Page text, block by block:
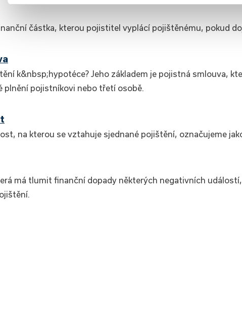
částka, kterou pojistitel vyplácí pojištěnému, pokud
k&nbsp;hypotéce? Jeho základem je pojistná smlouva,
plnění pojistníkovi nebo třetí osobě.
na kterou se vztahuje sjednané pojištění, označujeme
má tlumit finanční dopady některých negativních